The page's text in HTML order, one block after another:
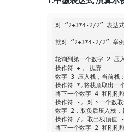
对 “2+3*4-2/2” 表达式
就对 “2+3*4-2/2” 举例
轮询到第一个数字 2 压
操作符 +， 抛弃
数字 3 压入栈，当前
操作符 *,将栈顶取出
将下一个数字 4 和刚
操作符 -, 对下一个数取
数字 2，取负后压入
操作符 /, 取出栈顶
将下一个数字 2 和刚